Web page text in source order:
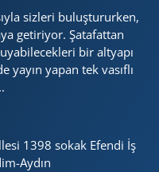
sizleri buluştururken,
getiriyor. Şatafattan
bir altyapı
yapan tek vasıflı
1398 sokak Efendi İş
Aydın